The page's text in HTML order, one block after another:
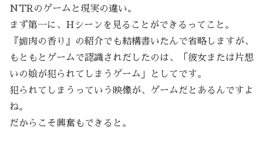
NTRのゲームと現実の違い。
まず第一に、Hシーンを見ることができるってこと。
『媚肉の香り』の紹介でも結構書いたんで省略しますが、
もともとゲームで認識されだしたのは、「彼女または片想
いの娘が犯られてしまうゲーム」としてです。
犯られてしまうっていう映像が、ゲームだとあるんですよ
ね。
だからこそ興奮もできると。